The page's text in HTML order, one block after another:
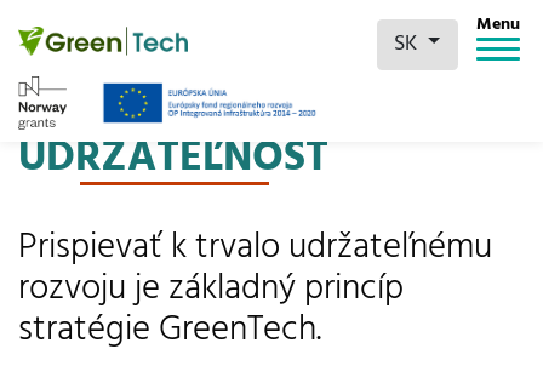
SK
Menu
UDRŽATEĽNOSŤ
Prispievať k trvalo udržateľnému
rozvoju je základný princíp
stratégie GreenTech.